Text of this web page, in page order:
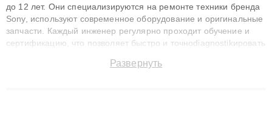
до 12 лет. Они специализируются на ремонте техники бренда
Sony, используют современное оборудование и оригинальные
запчасти. Каждый инженер регулярно проходит обучение и
сертификацию, что позволяет быстро и точноdiagnostikировать
до 3 лет. Наши мастера решают сложные случаи: от замены
Развернуть